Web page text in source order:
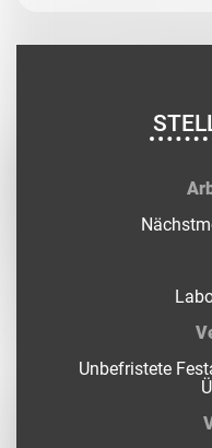
Unbefristete